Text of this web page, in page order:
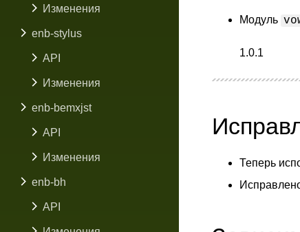
Изменения
enb-stylus
API
Изменения
enb-bemxjst
API
Изменения
enb-bh
API
Модуль
1.0.1
Теперь